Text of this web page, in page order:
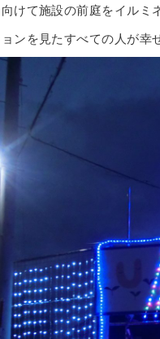
けて施設の前庭をイルミ
ンを見たすべての人が幸